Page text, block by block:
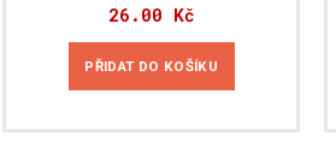
26.00 Kč
PŘIDAT DO KOŠÍKU